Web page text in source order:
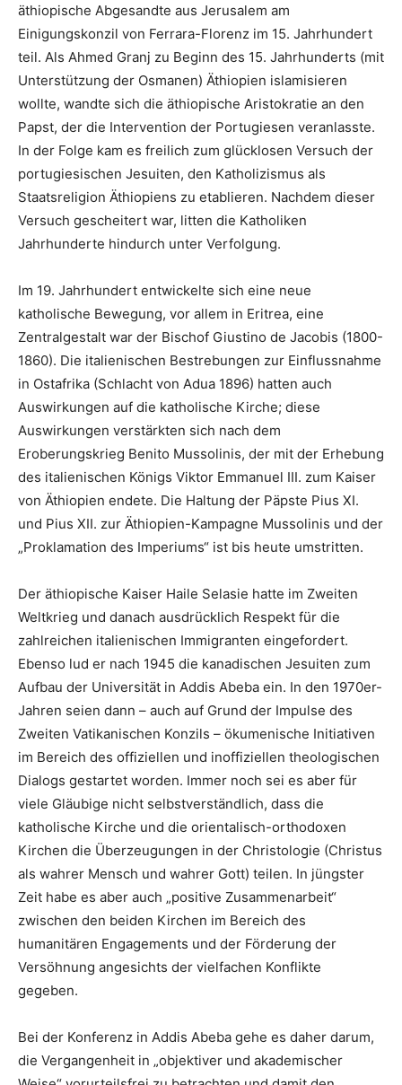
äthiopische Abgesandte aus Jerusalem am
Einigungskonzil von Ferrara-Florenz im 15. Jahrhundert
teil. Als Ahmed Granj zu Beginn des 15. Jahrhunderts (mit
Unterstützung der Osmanen) Äthiopien islamisieren
wollte, wandte sich die äthiopische Aristokratie an den
Papst, der die Intervention der Portugiesen veranlasste.
In der Folge kam es freilich zum glücklosen Versuch der
portugiesischen Jesuiten, den Katholizismus als
Staatsreligion Äthiopiens zu etablieren. Nachdem dieser
Versuch gescheitert war, litten die Katholiken
Jahrhunderte hindurch unter Verfolgung.
Im 19. Jahrhundert entwickelte sich eine neue
katholische Bewegung, vor allem in Eritrea, eine
Zentralgestalt war der Bischof Giustino de Jacobis (1800-
1860). Die italienischen Bestrebungen zur Einflussnahme
in Ostafrika (Schlacht von Adua 1896) hatten auch
Auswirkungen auf die katholische Kirche; diese
Auswirkungen verstärkten sich nach dem
Eroberungskrieg Benito Mussolinis, der mit der Erhebung
des italienischen Königs Viktor Emmanuel III. zum Kaiser
von Äthiopien endete. Die Haltung der Päpste Pius XI.
und Pius XII. zur Äthiopien-Kampagne Mussolinis und der
„Proklamation des Imperiums“ ist bis heute umstritten.
Der äthiopische Kaiser Haile Selasie hatte im Zweiten
Weltkrieg und danach ausdrücklich Respekt für die
zahlreichen italienischen Immigranten eingefordert.
Ebenso lud er nach 1945 die kanadischen Jesuiten zum
Aufbau der Universität in Addis Abeba ein. In den 1970er-
Jahren seien dann – auch auf Grund der Impulse des
Zweiten Vatikanischen Konzils – ökumenische Initiativen
im Bereich des offiziellen und inoffiziellen theologischen
Dialogs gestartet worden. Immer noch sei es aber für
viele Gläubige nicht selbstverständlich, dass die
katholische Kirche und die orientalisch-orthodoxen
Kirchen die Überzeugungen in der Christologie (Christus
als wahrer Mensch und wahrer Gott) teilen. In jüngster
Zeit habe es aber auch „positive Zusammenarbeit“
zwischen den beiden Kirchen im Bereich des
humanitären Engagements und der Förderung der
Versöhnung angesichts der vielfachen Konflikte
gegeben.
Bei der Konferenz in Addis Abeba gehe es daher darum,
die Vergangenheit in „objektiver und akademischer